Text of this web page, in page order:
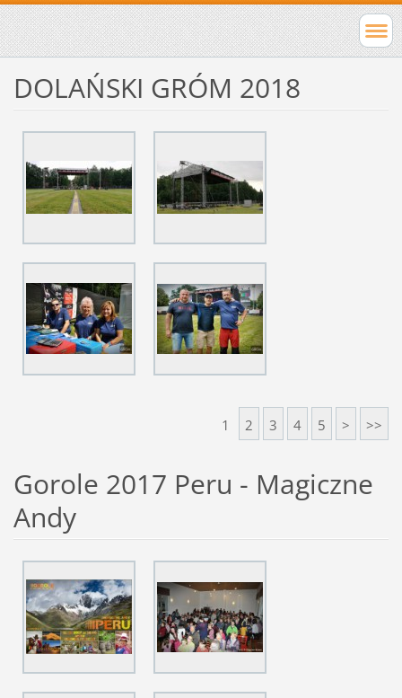
DOLAŃSKI GRÓM 2018
1 2 3 4 5 > >>
Gorole 2017 Peru - Magiczne
Andy